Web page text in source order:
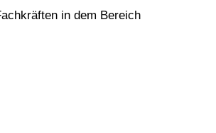
in dem Bereich